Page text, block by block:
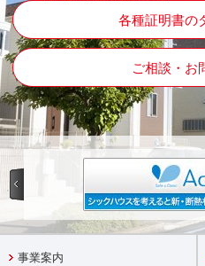
各種証明書の
ご相談・お
事業案内